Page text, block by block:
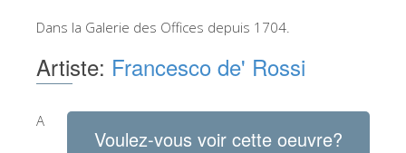
Les nouvelles salles
Le Musée national du Bargello
Dans la Galerie des Offices depuis 1704.
Artiste: Francesco de' Rossi
Voulez-vous voir cette oeuvre?
A